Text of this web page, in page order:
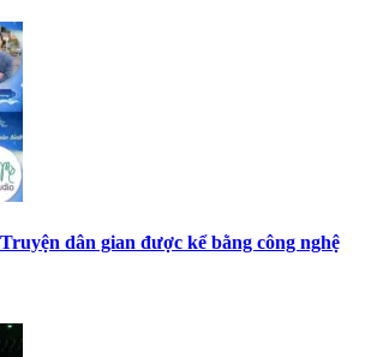
dân gian được kể bằng công nghệ